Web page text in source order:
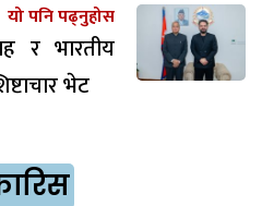
यो पनि पढ्नुहोस
र भारतीय
भेट